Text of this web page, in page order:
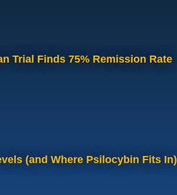
Trial Finds 75% Remission Rate
(and Where Psilocybin Fits In)